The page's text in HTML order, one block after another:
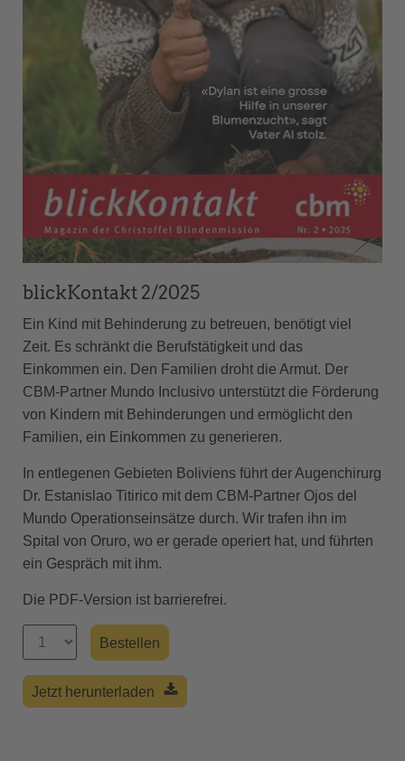
blickKontakt 2/2025
Ein Kind mit Behinderung zu betreuen, benötigt viel
Zeit. Es schränkt die Berufstätigkeit und das
Einkommen ein. Den Familien droht die Armut. Der
CBM-Partner Mundo Inclusivo unterstützt die Förderung
von Kindern mit Behinderungen und ermöglicht den
Familien, ein Einkommen zu generieren.
In entlegenen Gebieten Boliviens führt der Augenchirurg
Dr. Estanislao Titirico mit dem CBM-Partner Ojos del
Mundo Operationseinsätze durch. Wir trafen ihn im
Spital von Oruro, wo er gerade operiert hat, und führten
ein Gespräch mit ihm.
Die PDF-Version ist barrierefrei.
Jetzt herunterladen